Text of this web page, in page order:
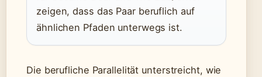
zeigen, dass das Paar beruflich auf
ähnlichen Pfaden unterwegs ist.
Die berufliche Parallelität unterstreicht, wie